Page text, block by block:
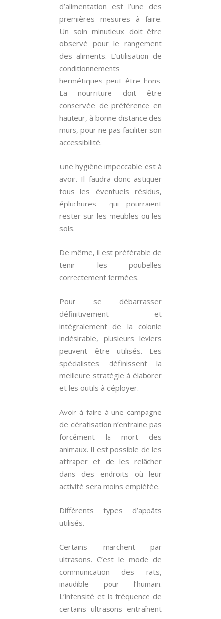
d’alimentation est l’une des
premières mesures à faire.
Un soin minutieux doit être
observé pour le rangement
des aliments. L’utilisation de
conditionnements
hermétiques peut être bons.
La nourriture doit être
conservée de préférence en
hauteur, à bonne distance des
murs, pour ne pas faciliter son
accessibilité.
Une hygiène impeccable est à
avoir. Il faudra donc astiquer
tous les éventuels résidus,
épluchures… qui pourraient
rester sur les meubles ou les
sols.
De même, il est préférable de
tenir les poubelles
correctement fermées.
Pour se débarrasser
définitivement et
intégralement de la colonie
indésirable, plusieurs leviers
peuvent être utilisés. Les
spécialistes définissent la
meilleure stratégie à élaborer
et les outils à déployer.
Avoir à faire à une campagne
de dératisation n’entraine pas
forcément la mort des
animaux. Il est possible de les
attraper et de les relâcher
dans des endroits où leur
activité sera moins empiétée.
Différents types d’appâts
utilisés.
Certains marchent par
ultrasons. C’est le mode de
communication des rats,
inaudible pour l’humain.
L’intensité et la fréquence de
certains ultrasons entraînent